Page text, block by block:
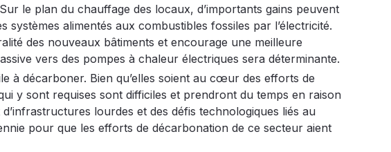
le plan du chauffage des locaux, d’importants gains peuvent
alimentés aux combustibles fossiles par l’électricité.
des nouveaux bâtiments et encourage une meilleure
vers des pompes à chaleur électriques sera déterminante.
à décarboner. Bien qu’elles soient au cœur des efforts de
y sont requises sont difficiles et prendront du temps en raison
lourdes et des défis technologiques liés au
pour que les efforts de décarbonation de ce secteur aient